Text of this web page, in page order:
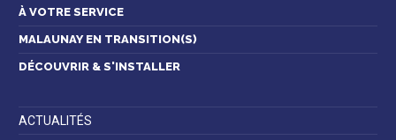
À VOTRE SERVICE
MALAUNAY EN TRANSITION(S)
DÉCOUVRIR & S'INSTALLER
ACTUALITÉS